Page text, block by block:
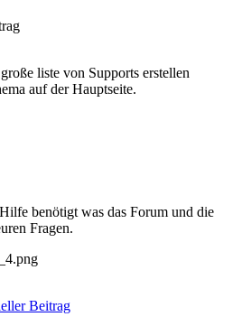
liste von Supports erstellen
auf der Hauptseite.
benötigt was das Forum und die
Fragen.
Beitrag